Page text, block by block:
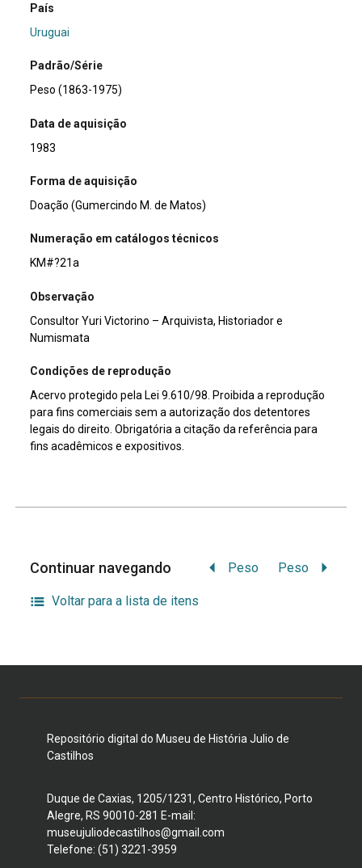
País
Uruguai
Padrão/Série
Peso (1863-1975)
Data de aquisição
1983
Forma de aquisição
Doação (Gumercindo M. de Matos)
Numeração em catálogos técnicos
KM#?21a
Observação
Consultor Yuri Victorino – Arquivista, Historiador e
Numismata
Condições de reprodução
Acervo protegido pela Lei 9.610/98. Proibida a reprodução
para fins comerciais sem a autorização dos detentores
legais do direito. Obrigatória a citação da referência para
fins acadêmicos e expositivos.
Continuar navegando Peso Peso
Voltar para a lista de itens
Repositório digital do Museu de História Julio de
Castilhos
Duque de Caxias, 1205/1231, Centro Histórico, Porto
Alegre, RS 90010-281 E-mail:
museujuliodecastilhos@gmail.com
Telefone: (51) 3221-3959